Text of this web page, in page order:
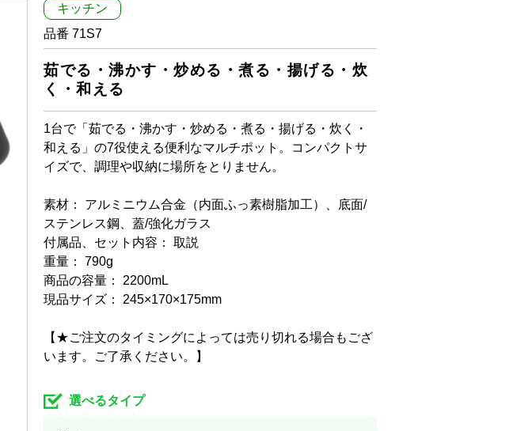
キッチン
品番 71S7
茹でる・沸かす・炒める・煮る・揚げる・炊
く・和える
1台で「茹でる・沸かす・炒める・煮る・揚げる・炊く・
和える」の7役使える便利なマルチポット。コンパクトサ
イズで、調理や収納に場所をとりません。
素材： アルミニウム合金（内面ふっ素樹脂加工）、底面/
ステンレス鋼、蓋/強化ガラス
付属品、セット内容： 取説
重量： 790g
商品の容量： 2200mL
現品サイズ： 245×170×175mm
【★ご注文のタイミングによっては売り切れる場合もござ
います。ご了承ください。】
選べるタイプ